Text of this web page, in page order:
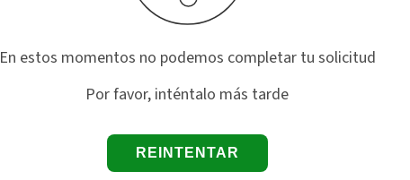
En estos momentos no podemos completar tu solicitud
Por favor, inténtalo más tarde
REINTENTAR